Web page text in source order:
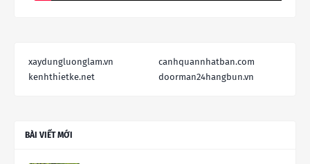
xaydungluonglam.vn
canhquannhatban.com
kenhthietke.net
doorman24hangbun.vn
BÀI VIẾT MỚI